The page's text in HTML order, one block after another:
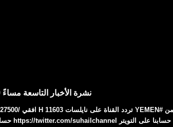
نشرة الأخبار التاسعة مساءً 30-5-2026